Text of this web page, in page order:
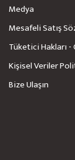
Medya
Mesafeli Satış
Tüketici Hakları
Kişisel Veriler
Bize Ulaşın